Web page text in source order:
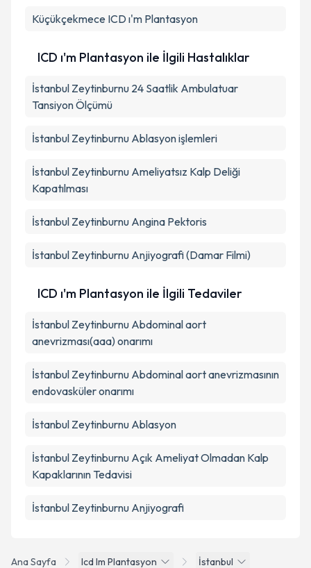
Ana Sayfa Icd Im Plantasyon
İstanbul
Küçükçekmece ICD ı'm Plantasyon
ICD ı'm Plantasyon ile İlgili Hastalıklar
İstanbul Zeytinburnu 24 Saatlik Ambulatuar
Tansiyon Ölçümü
İstanbul Zeytinburnu Ablasyon işlemleri
İstanbul Zeytinburnu Ameliyatsız Kalp Deliği
Kapatılması
İstanbul Zeytinburnu Angina Pektoris
İstanbul Zeytinburnu Anjiyografi (Damar Filmi)
ICD ı'm Plantasyon ile İlgili Tedaviler
İstanbul Zeytinburnu Abdominal aort
anevrizması(aaa) onarımı
İstanbul Zeytinburnu Abdominal aort anevrizmasının
endovasküler onarımı
İstanbul Zeytinburnu Ablasyon
İstanbul Zeytinburnu Açık Ameliyat Olmadan Kalp
Kapaklarının Tedavisi
İstanbul Zeytinburnu Anjiyografi